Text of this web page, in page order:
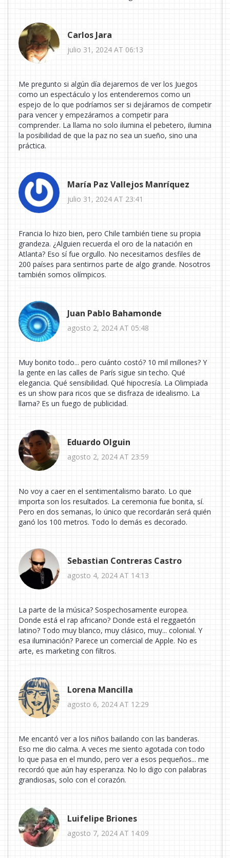
Carlos Jara
julio 31, 2024 AT 06:13
Me pregunto si algún día dejaremos de ver los Juegos
como un espectáculo y los entenderemos como un
espejo de lo que podríamos ser si dejáramos de competir
para vencer y empezáramos a competir para
comprender. La llama no solo ilumina el pebetero, ilumina
la posibilidad de que la paz no sea un sueño, sino una
práctica.
María Paz Vallejos Manríquez
julio 31, 2024 AT 23:41
Francia lo hizo bien, pero Chile también tiene su propia
grandeza. ¿Alguien recuerda el oro de la natación en
Atlanta? Eso sí fue orgullo. No necesitamos desfiles de
200 países para sentirnos parte de algo grande. Nosotros
también somos olímpicos.
Juan Pablo Bahamonde
agosto 2, 2024 AT 05:48
Muy bonito todo... pero cuánto costó? 10 mil millones? Y
la gente en las calles de París sigue sin techo. Qué
elegancia. Qué sensibilidad. Qué hipocresía. La Olimpiada
es un show para ricos que se disfraza de idealismo. La
llama? Es un fuego de publicidad.
Eduardo Olguin
agosto 2, 2024 AT 23:59
No voy a caer en el sentimentalismo barato. Lo que
importa son los resultados. La ceremonia fue bonita, sí.
Pero en dos semanas, lo único que recordarán será quién
ganó los 100 metros. Todo lo demás es decorado.
Sebastian Contreras Castro
agosto 4, 2024 AT 14:13
La parte de la música? Sospechosamente europea.
Donde está el rap africano? Donde está el reggaetón
latino? Todo muy blanco, muy clásico, muy... colonial. Y
esa iluminación? Parece un comercial de Apple. No es
arte, es marketing con filtros.
Lorena Mancilla
agosto 6, 2024 AT 12:29
Me encantó ver a los niños bailando con las banderas.
Eso me dio calma. A veces me siento agotada con todo
lo que pasa en el mundo, pero ver a esos pequeños... me
recordó que aún hay esperanza. No lo digo con palabras
grandiosas, solo con el corazón.
Luifelipe Briones
agosto 7, 2024 AT 14:09